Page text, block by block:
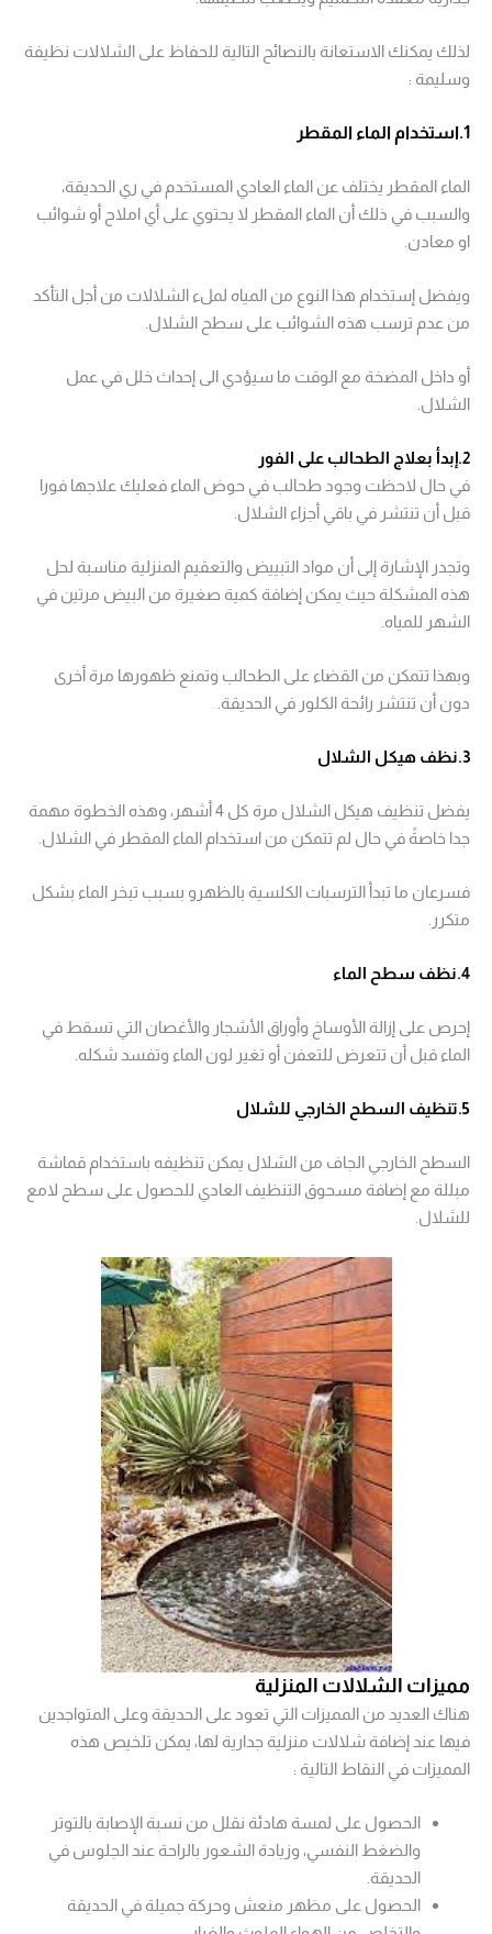
لذلك يمكنك الاستعانة بالنصائح التالية للحفاظ على الشلالات نظيفة
وسليمة :
1.استخدام الماء المقطر
الماء المقطر يختلف عن الماء العادي المستخدم في ري الحديقة،
والسبب في ذلك أن الماء المقطر لا يحتوي على أي املاح أو شوائب
او معادن.
ويفضل إستخدام هذا النوع من المياه لملء الشلالات من أجل التأكد
من عدم ترسب هذه الشوائب على سطح الشلال.
أو داخل المضخة مع الوقت ما سيؤدي الى إحداث خلل في عمل
الشلال.
2.إبدأ بعلاج الطحالب على الفور
في حال لاحظت وجود طحالب في حوض الماء فعليك علاجها فورا
قبل أن تنتشر في باقي أجزاء الشلال.
وتجدر الإشارة إلى أن مواد التبييض والتعقيم المنزلية مناسبة لحل
هذه المشكلة حيث يمكن إضافة كمية صغيرة من البيض مرتين في
الشهر للمياه.
وبهذا تتمكن من القضاء على الطحالب وتمنع ظهورها مرة أخرى
دون أن تنتشر رائحة الكلور في الحديقة.
3.نظف هيكل الشلال
يفضل تنظيف هيكل الشلال مرة كل 4 أشهر، وهذه الخطوة مهمة
جدا خاصةً في حال لم تتمكن من استخدام الماء المقطر في الشلال.
فسرعان ما تبدأ الترسبات الكلسية بالظهرو بسبب تبخر الماء بشكل
متكرر.
4.نظف سطح الماء
إحرص على إزالة الأوساخ وأوراق الأشجار والأغصان التي تسقط في
الماء قبل أن تتعرض للتعفن أو تغير لون الماء وتفسد شكله.
5.تنظيف السطح الخارجي للشلال
السطح الخارجي الجاف من الشلال يمكن تنظيفه باستخدام قماشة
مبللة مع إضافة مسحوق التنظيف العادي للحصول على سطح لامع
للشلال.
مميزات الشلالات المنزلية
هناك العديد من المميزات التي تعود على الحديقة وعلى المتواجدين
فيها عند إضافة شلالات منزلية جدارية لها، يمكن تلخيص هذه
المميزات في النقاط التالية :
الحصول على لمسة هادئة نقلل من نسبة الإصابة بالتوتر
والضغط النفسي، وزيادة الشعور بالراحة عند الجلوس في
الحديقة.
الحصول على مظهر منعش وحركة جميلة في الحديقة